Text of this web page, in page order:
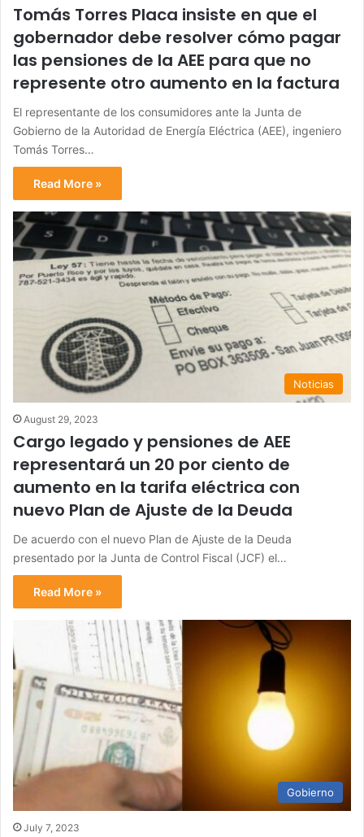
Tomás Torres Placa insiste en que el
gobernador debe resolver cómo pagar
las pensiones de la AEE para que no
represente otro aumento en la factura
El representante de los consumidores ante la Junta de
Gobierno de la Autoridad de Energía Eléctrica (AEE), ingeniero
Tomás Torres…
Read More »
Noticias
August 29, 2023
Cargo legado y pensiones de AEE
representará un 20 por ciento de
aumento en la tarifa eléctrica con
nuevo Plan de Ajuste de la Deuda
De acuerdo con el nuevo Plan de Ajuste de la Deuda
presentado por la Junta de Control Fiscal (JCF) el…
Read More »
Gobierno
July 7, 2023